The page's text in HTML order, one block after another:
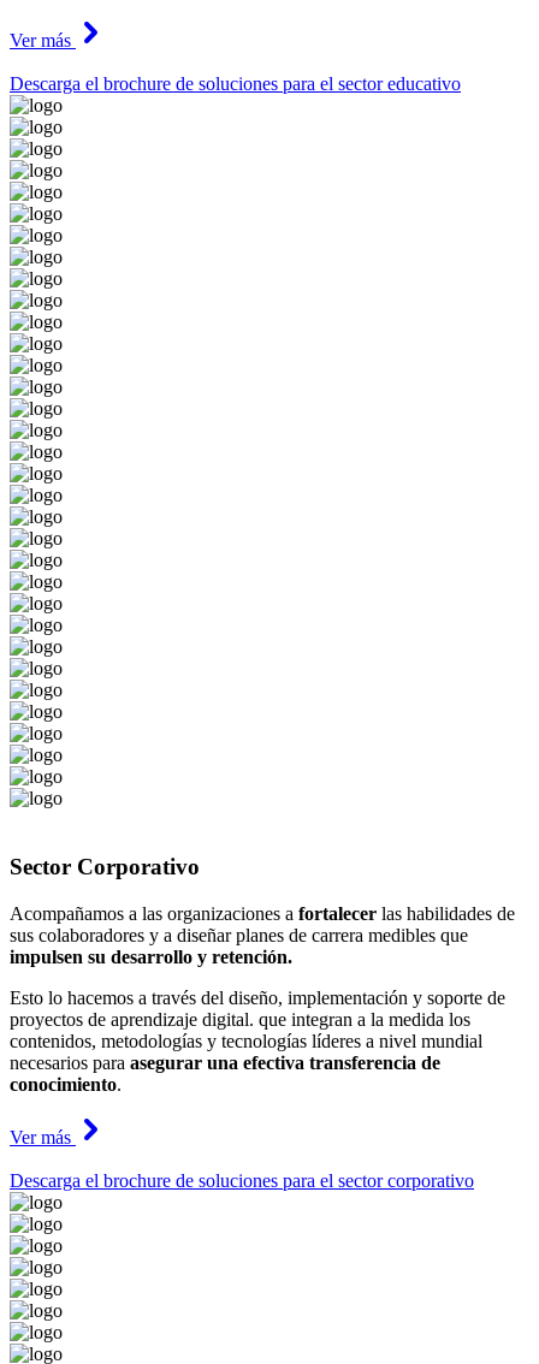
Ver más
Descarga el brochure de soluciones para el sector educativo
Sector Corporativo
Acompañamos a las organizaciones a fortalecer las habilidades de
sus colaboradores y a diseñar planes de carrera medibles que
impulsen su desarrollo y retención.
Esto lo hacemos a través del diseño, implementación y soporte de
proyectos de aprendizaje digital. que integran a la medida los
contenidos, metodologías y tecnologías líderes a nivel mundial
necesarios para asegurar una efectiva transferencia de
conocimiento.
Ver más
Descarga el brochure de soluciones para el sector corporativo